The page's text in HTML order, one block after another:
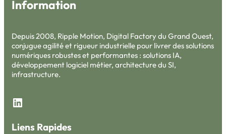
Information
Depuis 2008, Ripple Motion, Digital Factory du Grand Ouest,
conjugue agilité et rigueur industrielle pour livrer des solutions
numériques robustes et performantes : solutions IA,
développement logiciel métier, architecture du SI,
infrastructure.
LinkedIn
Liens Rapides